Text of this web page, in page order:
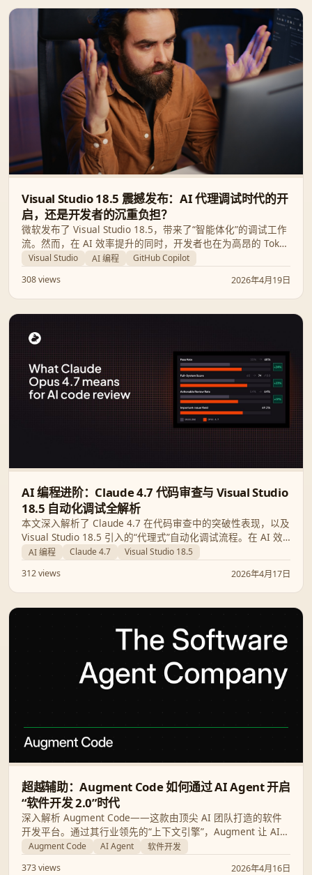
Visual Studio 18.5 震撼发布：AI 代理调试时代的开
启，还是开发者的沉重负担？
微软发布了 Visual Studio 18.5，带来了“智能体化”的调试工作
流。然而，在 AI 效率提升的同时，开发者也在为高昂的 Token
成本、强制更新以及消失的“经典蓝色主题”感到不满。本文将
深入分析 IDE 的变革及其背后的隐形成本。
Visual Studio AI 编程
GitHub Copilot
308 views
2026年4月19日
AI 编程进阶：Claude 4.7 代码审查与 Visual Studio
18.5 自动化调试全解析
本文深入解析了 Claude 4.7 在代码审查中的突破性表现，以及
Visual Studio 18.5 引入的“代理式”自动化调试流程。在 AI 效
率狂飙的时代，我们也将探讨开发者对 IDE 体验与工具透明度
的核心关注点。
AI 编程 Claude 4.7
Visual Studio 18.5
312 views
2026年4月17日
超越辅助：Augment Code 如何通过 AI Agent 开启
“软件开发 2.0”时代
深入解析 Augment Code——这款由顶尖 AI 团队打造的软件
开发平台。通过其行业领先的“上下文引擎”，Augment 让 AI
能够像资深工程师一样理解整个代码库，从而在开发效率、代
码质量和团队协作上实现质的飞跃。
Augment Code AI Agent
软件开发
373 views
2026年4月16日